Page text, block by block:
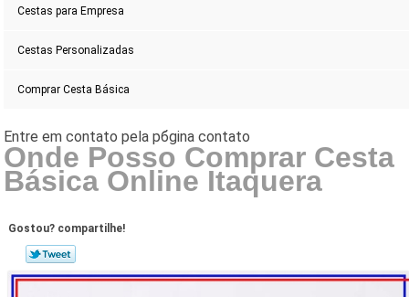
Cestas para Empresa
Cestas Personalizadas
Comprar Cesta Básica
Onde Posso Comprar Cesta
Básica Online Itaquera
Gostou? compartilhe!